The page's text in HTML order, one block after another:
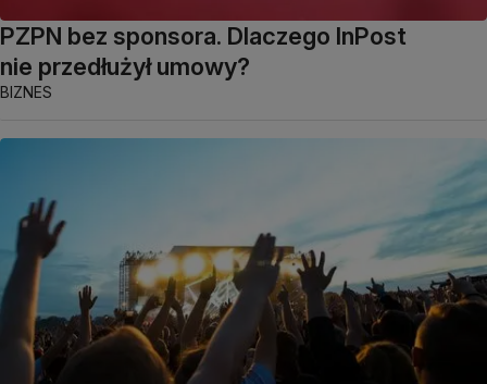
PZPN bez sponsora. Dlaczego InPost
nie przedłużył umowy?
BIZNES